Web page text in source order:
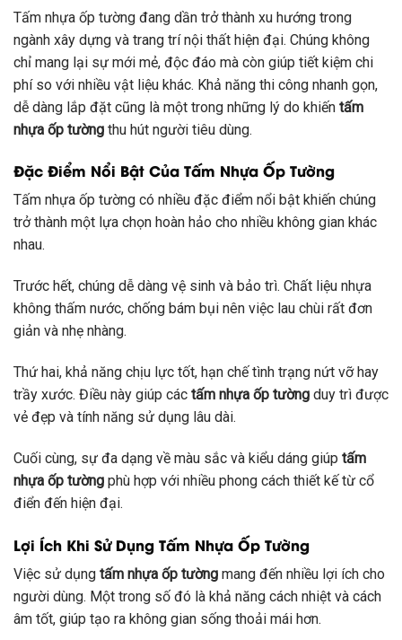
Tấm nhựa ốp tường đang dần trở thành xu hướng trong
ngành xây dựng và trang trí nội thất hiện đại. Chúng không
chỉ mang lại sự mới mẻ, độc đáo mà còn giúp tiết kiệm chi
phí so với nhiều vật liệu khác. Khả năng thi công nhanh gọn,
dễ dàng lắp đặt cũng là một trong những lý do khiến tấm
nhựa ốp tường thu hút người tiêu dùng.
Đặc Điểm Nổi Bật Của Tấm Nhựa Ốp Tường
Tấm nhựa ốp tường có nhiều đặc điểm nổi bật khiến chúng
trở thành một lựa chọn hoàn hảo cho nhiều không gian khác
nhau.
Trước hết, chúng dễ dàng vệ sinh và bảo trì. Chất liệu nhựa
không thấm nước, chống bám bụi nên việc lau chùi rất đơn
giản và nhẹ nhàng.
Thứ hai, khả năng chịu lực tốt, hạn chế tình trạng nứt vỡ hay
trầy xước. Điều này giúp các tấm nhựa ốp tường duy trì được
vẻ đẹp và tính năng sử dụng lâu dài.
Cuối cùng, sự đa dạng về màu sắc và kiểu dáng giúp tấm
nhựa ốp tường phù hợp với nhiều phong cách thiết kế từ cổ
điển đến hiện đại.
Lợi Ích Khi Sử Dụng Tấm Nhựa Ốp Tường
Việc sử dụng tấm nhựa ốp tường mang đến nhiều lợi ích cho
người dùng. Một trong số đó là khả năng cách nhiệt và cách
âm tốt, giúp tạo ra không gian sống thoải mái hơn.